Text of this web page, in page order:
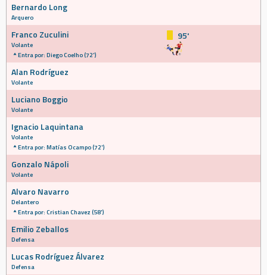
Bernardo Long
Arquero
Franco Zuculini
Volante
Entra por: Diego Coelho (72')
95'
Alan Rodríguez
Volante
Luciano Boggio
Volante
Ignacio Laquintana
Volante
Entra por: Matías Ocampo (72')
Gonzalo Nápoli
Volante
Alvaro Navarro
Delantero
Entra por: Cristian Chavez (58')
Emilio Zeballos
Defensa
Lucas Rodríguez Álvarez
Defensa